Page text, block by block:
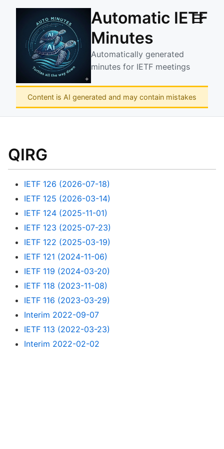
Automatic IETF
Minutes
Automatically generated
minutes for IETF meetings
☰
Content is AI generated and may contain mistakes
QIRG
IETF 126 (2026-07-18)
IETF 125 (2026-03-14)
IETF 124 (2025-11-01)
IETF 123 (2025-07-23)
IETF 122 (2025-03-19)
IETF 121 (2024-11-06)
IETF 119 (2024-03-20)
IETF 118 (2023-11-08)
IETF 116 (2023-03-29)
Interim 2022-09-07
IETF 113 (2022-03-23)
Interim 2022-02-02